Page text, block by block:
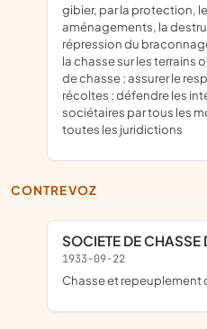
gibier, par la protection,
aménagements, la
répression du
la chasse sur les terrains
de chasse ; assurer le
récoltes ; défendre les
sociétaires par tous les
toutes les juridictions
CONTREVOZ
SOCIETE DE
1933-09-22
chasse et repeuplement